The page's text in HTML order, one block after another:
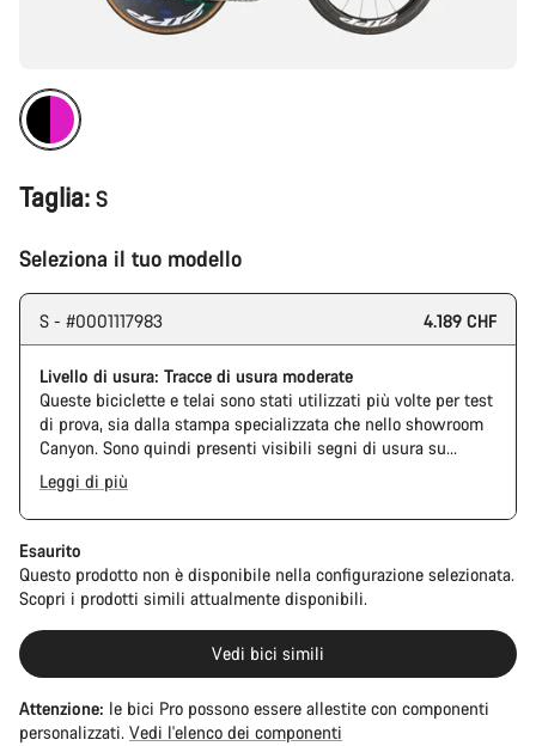
Taglia: S
Seleziona il tuo modello
S - #0001117983 4.189 CHF
Livello di usura: Tracce di usura moderate
Queste biciclette e telai sono stati utilizzati più volte per test
di prova, sia dalla stampa specializzata che nello showroom
Canyon. Sono quindi presenti visibili segni di usura su
catena e pacco pignoni. Inoltre, anche telaio e componenti
potrebbero presentare graffi, danni alla vernice o deviazioni
di colore. Tuttavia, ogni componente montato è perfettamente
funzionante.
The Pro Bike Speedmax is supplied only with the visible
spacers between the extensions and handlebars. No
additional spacer or fitting kit is included.
Leggi di più
Esaurito
Questo prodotto non è disponibile nella configurazione selezionata.
Scopri i prodotti simili attualmente disponibili.
Vedi bici simili
Attenzione: le bici Pro possono essere allestite con componenti
personalizzati. Vedi l'elenco dei componenti